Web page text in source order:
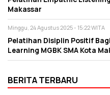
Makassar
Minggu, 24 Agustus 2025 - 15:22 WITA
Pelatihan Disiplin Positif
Learning MGBK SMA Kota
BERITA TERBARU